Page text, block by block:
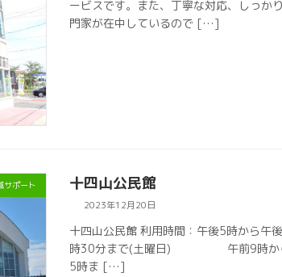
ービスです。また、丁寧な対応、しっか
門家が在中しているので […]
サポート 十四山公民館
2023年12月20日
十四山公民館 利用時間：午後5時か
時30分まで(土曜日) 午前9時から午
5時ま […]